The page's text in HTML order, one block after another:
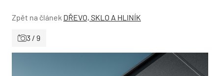
Zpět na článek DŘEVO, SKLO A HLINÍK
3 / 9